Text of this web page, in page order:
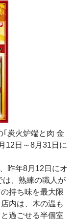
炭火炉端と肉 金
12日～8月31日に
昨年8月12日にオ
は、熟練の職人が
持ち味を最大限
内は、木の温も
過ごせる半個室